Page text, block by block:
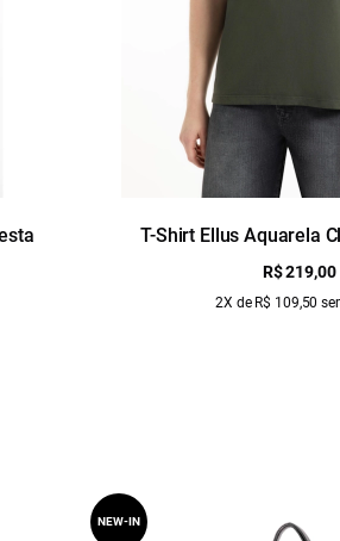
T-Shirt Ellus Aquarela
R$ 219,00
2X de R$ 109,50
NEW-IN